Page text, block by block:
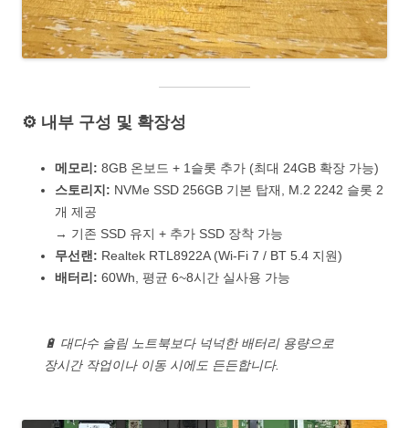
⚙️ 내부 구성 및 확장성
메모리: 8GB 온보드 + 1슬롯 추가 (최대 24GB 확장 가능)
스토리지: NVMe SSD 256GB 기본 탑재, M.2 2242 슬롯 2
개 제공
→ 기존 SSD 유지 + 추가 SSD 장착 가능
무선랜: Realtek RTL8922A (Wi-Fi 7 / BT 5.4 지원)
배터리: 60Wh, 평균 6~8시간 실사용 가능
🔋 대다수 슬림 노트북보다 넉넉한 배터리 용량으로
장시간 작업이나 이동 시에도 든든합니다.